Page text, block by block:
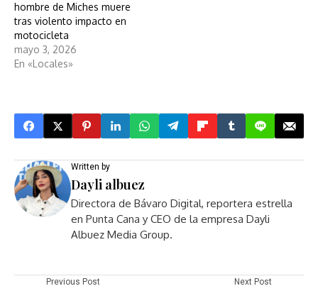
hombre de Miches muere
tras violento impacto en
motocicleta
mayo 3, 2026
En «Locales»
Written by
Dayli albuez
Directora de Bávaro Digital, reportera estrella
en Punta Cana y CEO de la empresa Dayli
Albuez Media Group.
Previous Post Next Post